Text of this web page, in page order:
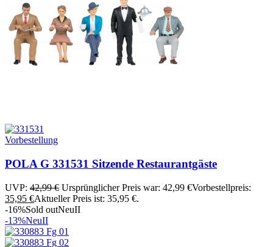
Vorbestellung
POLA G 331531 Sitzende Restaurantgäste
UVP: 42,99€ Ursprünglicher Preis war: 42,99 €Vorbestellpreis:
35,95 €Aktueller Preis ist: 35,95 €.
-16%Sold outNeuII
-13%NeuII